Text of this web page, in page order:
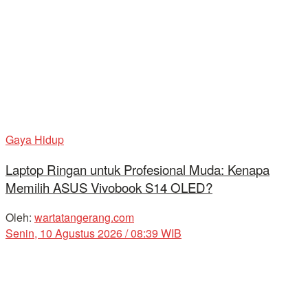
Gaya Hidup
Laptop Ringan untuk Profesional Muda: Kenapa
Memilih ASUS Vivobook S14 OLED?
Oleh: wartatangerang.com
Senin, 10 Agustus 2026 / 08:39 WIB